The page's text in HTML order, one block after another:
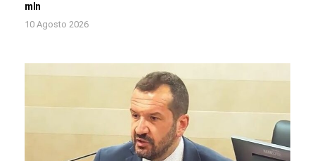
mln
10 Agosto 2026